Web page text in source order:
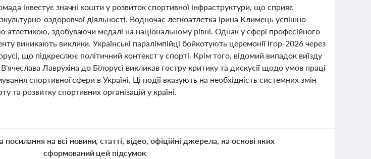
інвестує значні кошти у розвиток спортивної інфраструктури, що сприяє
оздоровчої діяльності. Водночас легкоатлетка Ірина Климець успішно
здобуваючи медалі на національному рівні. Однак у сфері професійного
виникають виклики. Українські паралімпійці бойкотують церемонії Ігор-2026 через
що підкреслює політичний контекст у спорті. Крім того, відомий випадок виїзду
Лаврухіна до Білорусі викликав гостру критику та дискусії щодо умов праці
спортивної сфери в Україні. Ці події вказують на необхідність системних змін
та розвитку спортивних організацій у країні.
на всі новини, статті, відео, офіційні джерела, на основі яких
сформований цей підсумок